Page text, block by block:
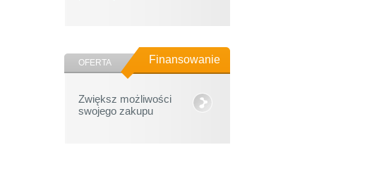
OFERTA Finansowanie
Zwiększ możliwości
swojego zakupu